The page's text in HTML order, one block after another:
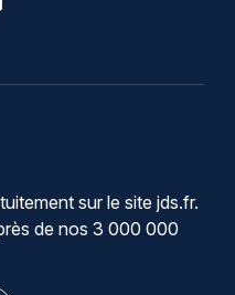
sur le site jds.fr.
de nos 3 000 000